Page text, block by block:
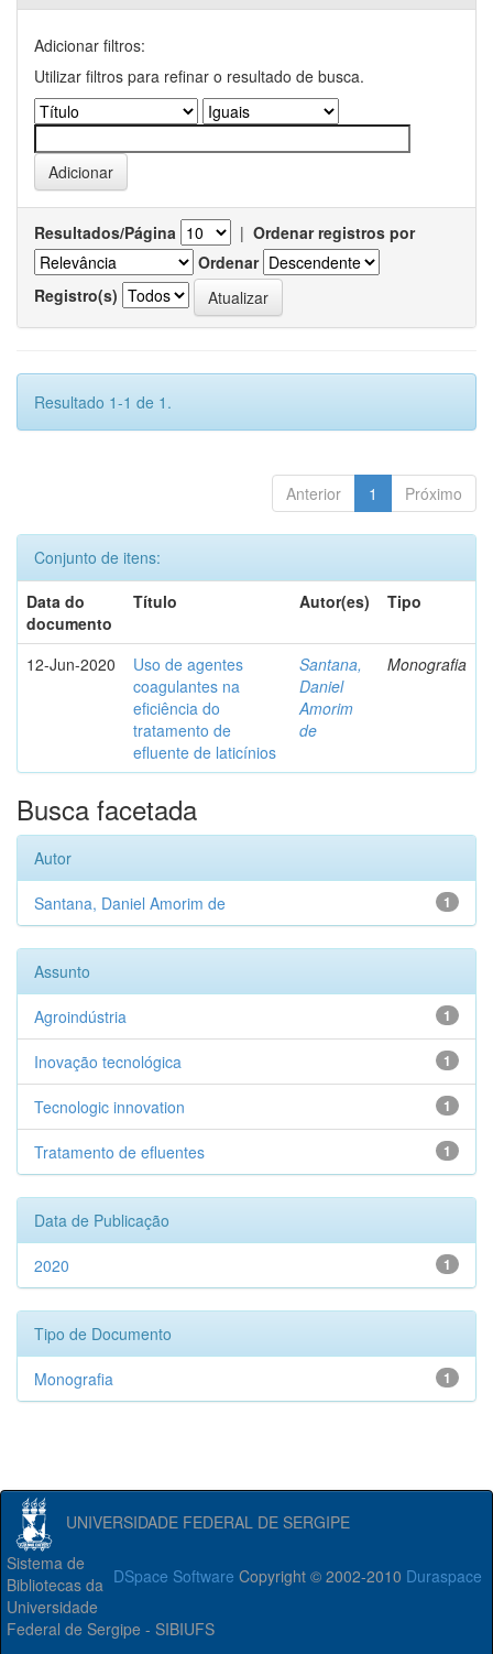
Adicionar filtros:
Utilizar filtros para refinar o resultado de busca.
Resultados/Página | Ordenar registros por
Ordenar
Registro(s)
Resultado 1-1 de 1.
Anterior 1 Próximo
Conjunto de itens:
Data do
documento
Título Autor(es) Tipo
12-Jun-2020
Uso de agentes
coagulantes na
eficiência do
tratamento de
efluente de laticínios
Santana,
Daniel
Amorim
de
Monografia
Busca facetada
Autor
1
Santana, Daniel Amorim de
Assunto
1
Agroindústria
1
Inovação tecnológica
1
Tecnologic innovation
1
Tratamento de efluentes
Data de Publicação
1
2020
Tipo de Documento
1
Monografia
UNIVERSIDADE FEDERAL DE SERGIPE
DSpace Software Copyright © 2002-2010 Duraspace
Sistema de
Bibliotecas da
Universidade
Federal de Sergipe - SIBIUFS